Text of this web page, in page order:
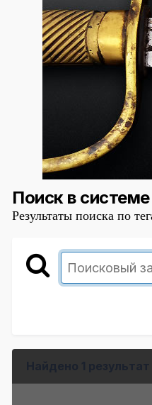
Поиск в системе
Результаты поиска по
Найдено 1 результат